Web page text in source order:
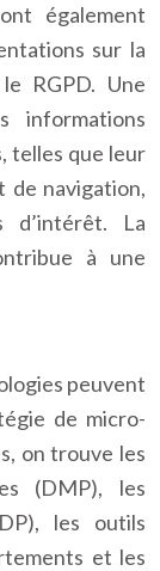
également
sur la
RGPD. Une
informations
telles que leur
de navigation,
d’intérêt. La
à une
peuvent
de micro-
on trouve les
(DMP), les
les outils
et les